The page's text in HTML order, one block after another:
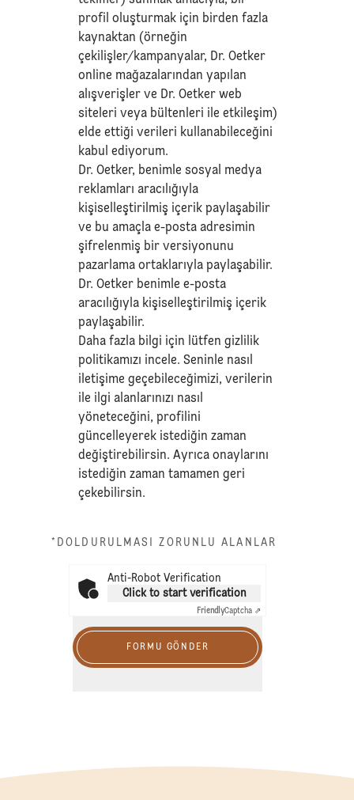
profil oluşturmak için birden fazla
kaynaktan (örneğin
çekilişler/kampanyalar, Dr. Oetker
online mağazalarından yapılan
alışverişler ve Dr. Oetker web
siteleri veya bültenleri ile etkileşim)
elde ettiği verileri kullanabileceğini
kabul ediyorum.
Dr. Oetker, benimle sosyal medya
reklamları aracılığıyla
kişiselleştirilmiş içerik paylaşabilir
ve bu amaçla e-posta adresimin
şifrelenmiş bir versiyonunu
pazarlama ortaklarıyla paylaşabilir.
Dr. Oetker benimle e-posta
aracılığıyla kişiselleştirilmiş içerik
paylaşabilir.
Daha fazla bilgi için lütfengizlilik
politikamızı incele. Seninle nasıl
iletişime geçebileceğimizi, verilerin
ile ilgi alanlarınızı nasıl
yöneteceğini, profilini
güncelleyerek istediğin zaman
değiştirebilirsin. Ayrıca onaylarını
istediğin zaman tamamen geri
çekebilirsin.
*DOLDURULMASI ZORUNLU ALANLAR
Anti-Robot Verification
Click to start verification
FriendlyCaptcha ⇗
FORMU GÖNDER